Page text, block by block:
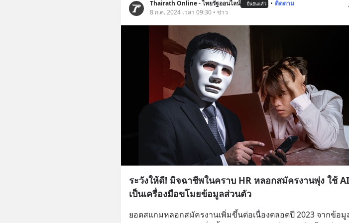
Thairath Online - ไทยรัฐออนไลน์ ยืนยันแล้ว • ติดตาม
8 ก.ค. 2024 เวลา 09:30 • ข่าว
ระวังให้ดี! มิจฉาชีพในคราบ HR หลอกสมัครงานพุ่ง ใช้ AI
เป็นเครื่องมือขโมยข้อมูลส่วนตัว
ยอดสแกมหลอกสมัครงานเพิ่มขึ้นต่อเนื่องตลอดปี 2023 จากข้อมู